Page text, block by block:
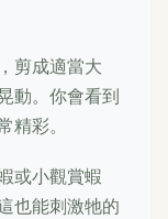
剪成適當大
動。你會看到
彩。
或小觀賞蝦
也能刺激牠的